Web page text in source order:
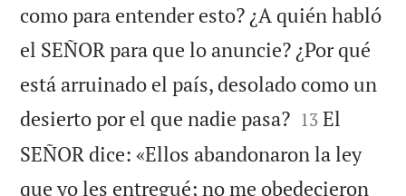
como para entender esto? ¿A quién habló
el SEÑOR para que lo anuncie? ¿Por qué
está arruinado el país, desolado como un
desierto por el que nadie pasa?
13 El
SEÑOR dice: «Ellos abandonaron la ley
que yo les entregué; no me obedecieron